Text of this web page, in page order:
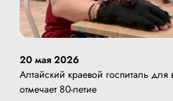
20 мая 2026
Алтайский краевой госпиталь для
отмечает 80-летие